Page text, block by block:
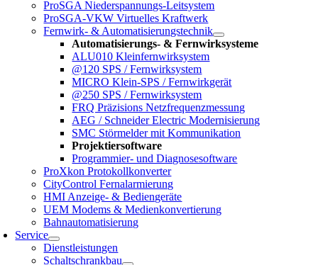
ProSGA Niederspannungs-Leitsystem
ProSGA-VKW Virtuelles Kraftwerk
Fernwirk- & Automatisierungstechnik
Automatisierungs- & Fernwirksysteme
ALU010 Kleinfernwirksystem
@120 SPS / Fernwirksystem
MICRO Klein-SPS / Fernwirkgerät
@250 SPS / Fernwirksystem
FRQ Präzisions Netzfrequenzmessung
AEG / Schneider Electric Modernisierung
SMC Störmelder mit Kommunikation
Projektiersoftware
Programmier- und Diagnosesoftware
ProXkon Protokollkonverter
CityControl Fernalarmierung
HMI Anzeige- & Bediengeräte
UEM Modems & Medienkonvertierung
Bahnautomatisierung
Service
Dienstleistungen
Schaltschrankbau